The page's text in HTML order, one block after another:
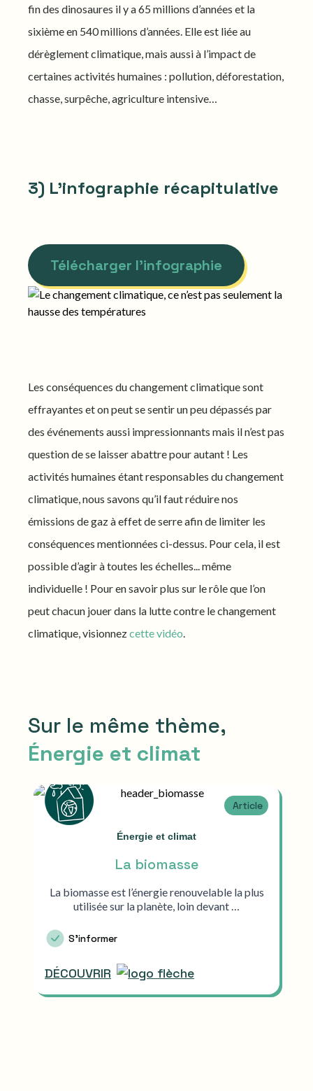
fin des dinosaures il y a 65 millions d’années et la
sixième en 540 millions d’années. Elle est liée au
dérèglement climatique, mais aussi à l’impact de
certaines activités humaines : pollution, déforestation,
chasse, surpêche, agriculture intensive…
3) L'infographie récapitulative
Télécharger l'infographie
Les conséquences du changement climatique sont
effrayantes et on peut se sentir un peu dépassés par
des événements aussi impressionnants mais il n’est pas
question de se laisser abattre pour autant ! Les
activités humaines étant responsables du changement
climatique, nous savons qu’il faut réduire nos
émissions de gaz à effet de serre afin de limiter les
conséquences mentionnées ci-dessus. Pour cela, il est
possible d’agir à toutes les échelles... même
individuelle ! Pour en savoir plus sur le rôle que l’on
peut chacun jouer dans la lutte contre le changement
climatique, visionnezcette vidéo.
Sur le même thème,
Énergie et climat
Article
Énergie et climat
La biomasse
La biomasse est l’énergie renouvelable la plus
utilisée sur la planète, loin devant …
S'informer
DÉCOUVRIR